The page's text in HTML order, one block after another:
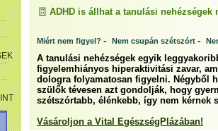
ADHD is állhat a tanulási nehézségek
Miért nem figyel? - Nem csupán szétszórt -
A tanulási nehézségek egyik
figyelemhiányos hiperaktivitási zavar,
dologra folyamatosan figyelni. Négyből
szülők tévesen azt gondolják, hogy
szétszórtabb, élénkebb, így nem kérnek
Vásároljon a Vital EgészségPlázában!